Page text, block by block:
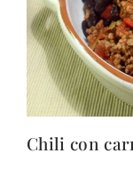
Chili con